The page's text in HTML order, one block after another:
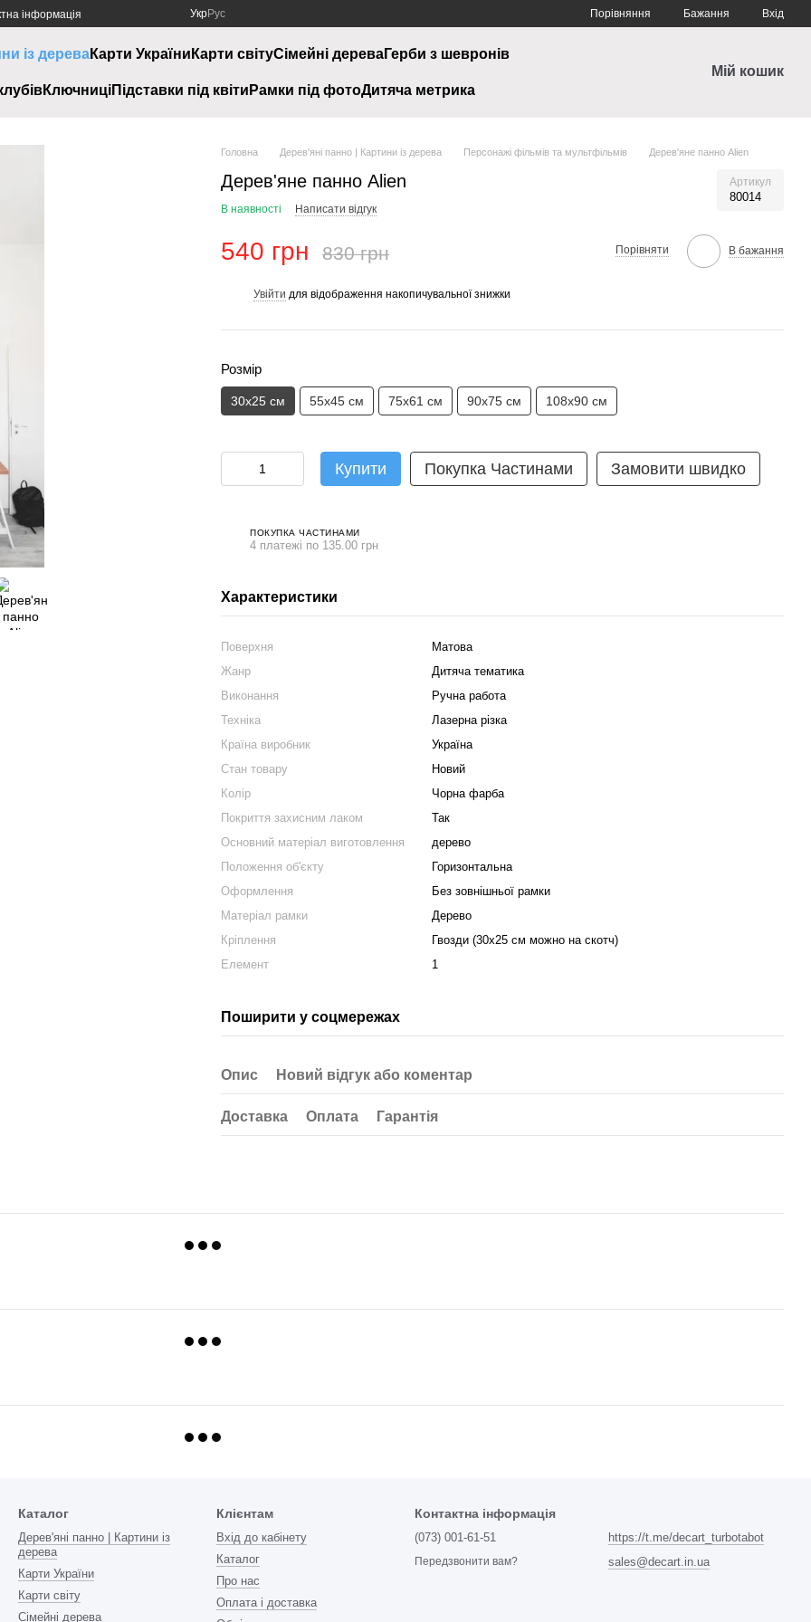
інформація УкрРус Порівняння Бажання Вхід
із дереваКарти України Карти світуСімейні дереваГерби з шевронів
КлючниціПідставки під квіти Рамки під фотоДитяча метрика
Мій кошик
Головна Дерев'яні панно | Картини із дерева Персонажі фільмів та мультфільмів Дерев'яне панно Alien
Дерев'яне панно Alien Артикул
80014
В наявності Написати відгук
540 грн 830 грн Порівняти В бажання
Увійти для відображення накопичувальної знижки
Розмір
30х25 см 55х45 см 75х61 см 90х75 см 108х90 см
Купити Покупка Частинами Замовити швидко
ПОКУПКА ЧАСТИНАМИ
4 платежі по 135.00 грн
Характеристики
Поверхня
Матова
Жанр
Дитяча тематика
Виконання
Ручна работа
Техніка
Лазерна різка
Країна виробник
Україна
Стан товару
Новий
Колір
Чорна фарба
Покриття захисним лаком
Так
Основний матеріал виготовлення
дерево
Положення об'єкту
Горизонтальна
Оформлення
Без зовнішньої рамки
Матеріал рамки
Дерево
Кріплення
Гвозди (30х25 см можно на скотч)
Елемент
1
Поширити у соцмережах
Опис Новий відгук або коментар
Доставка Оплата Гарантія
Каталог
Дерев'яні панно | Картини із
дерева
Карти України
Карти світу
Сімейні дерева
Клієнтам
Вхід до кабінету
Каталог
Про нас
Оплата і доставка
Контактна інформація
(073) 001-61-51
Передзвонити вам?
https://t.me/decart_turbotabot
sales@decart.in.ua